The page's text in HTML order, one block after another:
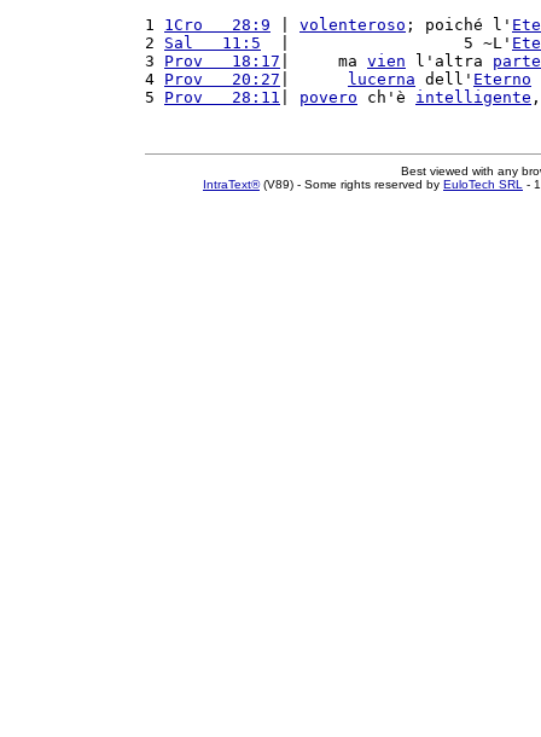
1 1Cro   28:9 volenteroso ; poiché l'
2 Sal   11:5
  |                  5 ~L'
3 Prov   18:17 |     ma vien l'altra parte
4 Prov   20:27 lucerna dell' Eterno
5 Prov   28:11 povero ch'è intelligente
Best viewed with any
IntraText®(V89) - Some rights reserved by EuloTech SRL -